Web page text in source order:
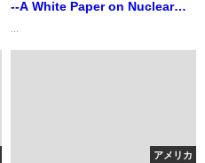
--A White Paper on Nuclear
ギー安全保障への取り組み」
アメリカ